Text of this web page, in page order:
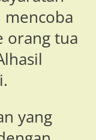
orang tua
yang